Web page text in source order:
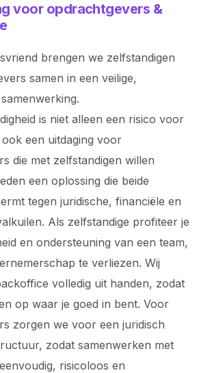
voor opdrachtgevers &
brengen we zelfstandigen
samen in een veilige,
is niet alleen een risico voor
ook een uitdaging voor
die met zelfstandigen willen
een oplossing die beide
tegen juridische, financiële en
Als zelfstandige profiteer je
en ondersteuning van een team,
te verliezen. Wij
volledig uit handen, zodat
op waar je goed in bent. Voor
zorgen we voor een juridisch
zodat samenwerken met
risicoloos en